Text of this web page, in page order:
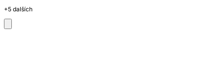
+5 dalších